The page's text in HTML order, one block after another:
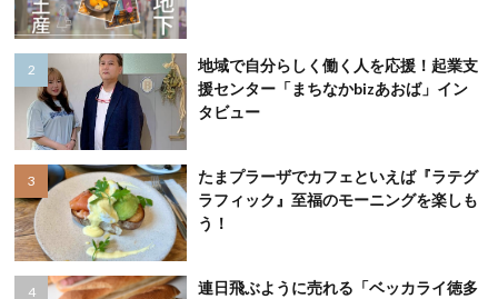
地域で自分らしく働く人を応援！起業支
援センター「まちなかbizあおば」イン
タビュー
たまプラーザでカフェといえば『ラテグ
ラフィック』至福のモーニングを楽しも
う！
連日飛ぶように売れる「ベッカライ徳多